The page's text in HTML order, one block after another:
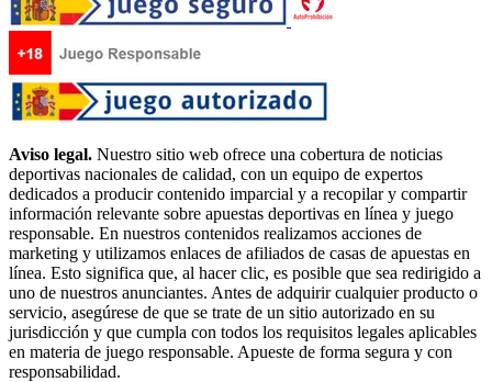
Aviso legal. Nuestro sitio web ofrece una cobertura de noticias
deportivas nacionales de calidad, con un equipo de expertos
dedicados a producir contenido imparcial y a recopilar y compartir
información relevante sobre apuestas deportivas en línea y juego
responsable. En nuestros contenidos realizamos acciones de
marketing y utilizamos enlaces de afiliados de casas de apuestas en
línea. Esto significa que, al hacer clic, es posible que sea redirigido a
uno de nuestros anunciantes. Antes de adquirir cualquier producto o
servicio, asegúrese de que se trate de un sitio autorizado en su
jurisdicción y que cumpla con todos los requisitos legales aplicables
en materia de juego responsable. Apueste de forma segura y con
responsabilidad.